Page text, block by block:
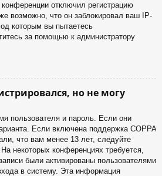
отключил регистрацию
возможно, что он заблокировал ваш IP-
которым вы пытаетесь
за помощью к администратору
но не могу
пользователя и пароль. Если они
Если включена поддержка COPPA
что вам менее 13 лет, следуйте
некоторых конференциях требуется,
были активированы пользователями
в систему. Эта информация